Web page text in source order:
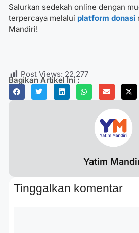
Salurkan sedekah online dengan
terpercaya melalui platform donasi
Mandiri!
Post Views: 22,277
Bagikan Artikel Ini :
Yatim
Tinggalkan komentar